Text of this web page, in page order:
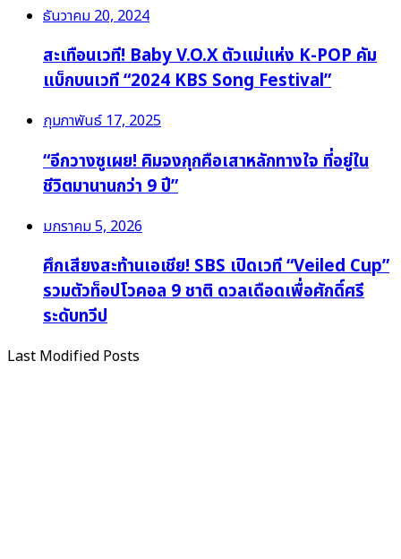
ธันวาคม 20, 2024
สะเทือนเวที! Baby V.O.X ตัวแม่แห่ง K-POP คัม
แบ็กบนเวที “2024 KBS Song Festival”
กุมภาพันธ์ 17, 2025
“อีกวางซูเผย! คิมจงกุกคือเสาหลักทางใจ ที่อยู่ใน
ชีวิตมานานกว่า 9 ปี”
มกราคม 5, 2026
ศึกเสียงสะท้านเอเชีย! SBS เปิดเวที “Veiled Cup”
รวมตัวท็อปโวคอล 9 ชาติ ดวลเดือดเพื่อศักดิ์ศรี
ระดับทวีป
Last Modified Posts